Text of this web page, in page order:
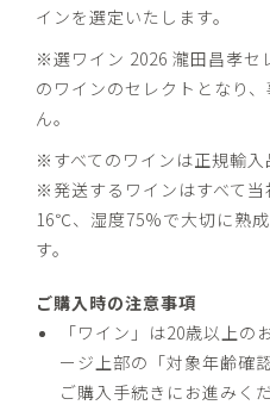
インを選定いたします。
※選ワイン 2026 瀧田昌孝セ
のワインのセレクトとなり
ん。
※すべてのワインは正規輸入
※発送するワインはすべて
16℃、湿度75%で大切に熟
す。
ご購入時の注意事項
「ワイン」は20歳以上の
ージ上部の「対象年齢確
ご購入手続きにお進みくだ